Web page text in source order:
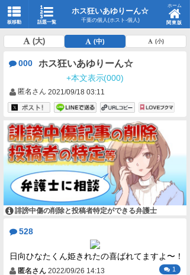
板移動 話題一覧
ホス狂いあゆりーん☆
千葉の個人(ホスト-個人)
ホーム
関東版
(大) (中) (小)
000 ホス狂いあゆりーん☆
+本文表示(000)
匿名さん 2021/09/18 03:11
誹謗中傷の削除と投稿者特定ができる弁護士
528
日向ひなたくん姫きれたの喜ばれてますよ〜！
匿名さん 2022/09/26 14:13 1